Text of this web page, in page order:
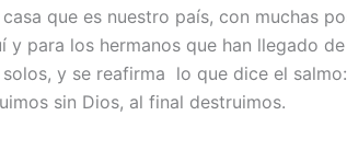
que es nuestro país, con muchas
y para los hermanos que han llegado
y se reafirma lo que dice el
sin Dios, al final destruimos.